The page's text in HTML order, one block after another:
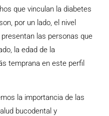
que vinculan la diabetes
por un lado, el nivel
las personas que
la edad de la
temprana en este perfil
la importancia de las
bucodental y